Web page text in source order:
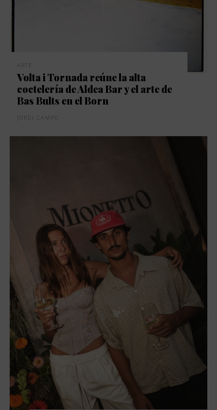
ARTE
Volta i Tornada reúne la alta
coctelería de Aldea Bar y el arte de
Bas Bults en el Born
JORDI CAMPO